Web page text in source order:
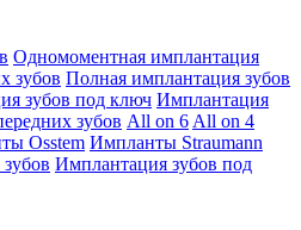
Одномоментная имплантация
зубов Полная имплантация зубов
зубов под ключ Имплантация
зубов All on 6 All on 4
Osstem Импланты Straumann
Имплантация зубов под